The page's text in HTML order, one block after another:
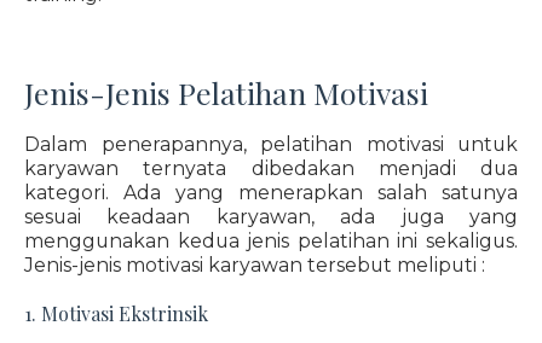
Jenis-Jenis Pelatihan Motivasi
Dalam penerapannya, pelatihan motivasi untuk
karyawan ternyata dibedakan menjadi dua
kategori. Ada yang menerapkan salah satunya
sesuai keadaan karyawan, ada juga yang
menggunakan kedua jenis pelatihan ini sekaligus.
Jenis-jenis motivasi karyawan tersebut meliputi :
1. Motivasi Ekstrinsik